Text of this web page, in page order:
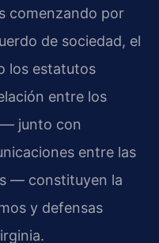
comenzando por
de sociedad, el
los estatutos
entre los
— junto con
entre las
— constituyen la
y defensas